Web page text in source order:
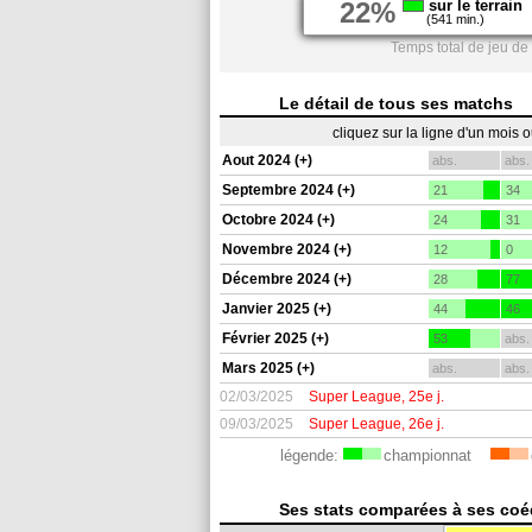
22% sur le terrain
(541 min.)
Temps total de jeu
Le détail de tous ses matchs
cliquez sur la ligne d'un mois
Aout 2024 (+)
abs. abs.
Septembre 2024 (+) 21 34
Octobre 2024 (+) 24 31
Novembre 2024 (+) 12 0
Décembre 2024 (+) 28 77
Janvier 2025 (+) 44 46
Février 2025 (+) 53 abs.
Mars 2025 (+) abs. abs.
02/03/2025 Super League, 25e j.
09/03/2025
Super League, 26e j.
légende: championnat
Ses stats comparées à ses